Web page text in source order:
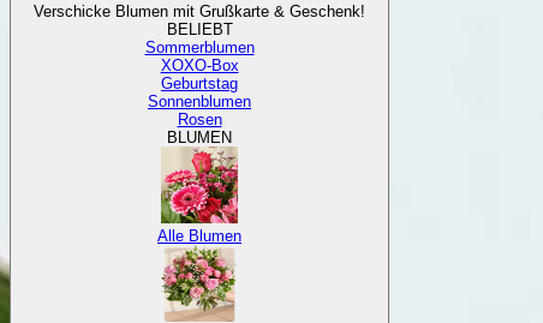
Verschicke Blumen mit Grußkarte & Geschenk!
BELIEBT
Sommerblumen
XOXO-Box
Geburtstag
Sonnenblumen
Rosen
BLUMEN
Alle Blumen